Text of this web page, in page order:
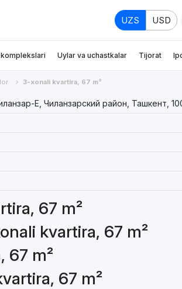
UZS USD
Uylar va uchastkalar Tijorat
3-xonali kvartira, 67 m²
Е, Чиланзарский район, Ташкент,
67 m²
kvartira, 67 m²
67 m²
67 m²